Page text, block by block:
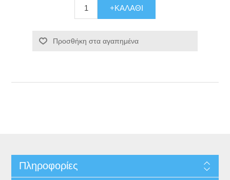
+ΚΑΛΆΘΙ
Προσθήκη στα αγαπημένα
Πληροφορίες